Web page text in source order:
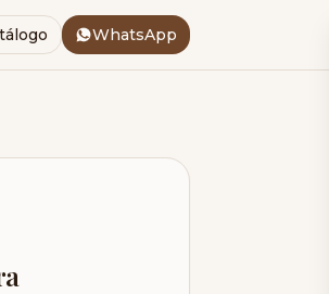
WhatsApp